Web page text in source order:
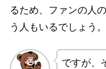
るため、ファンの人
う人もいるでしょう。
ですが、